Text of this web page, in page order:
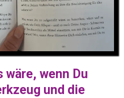
wäre, wenn Du
und die